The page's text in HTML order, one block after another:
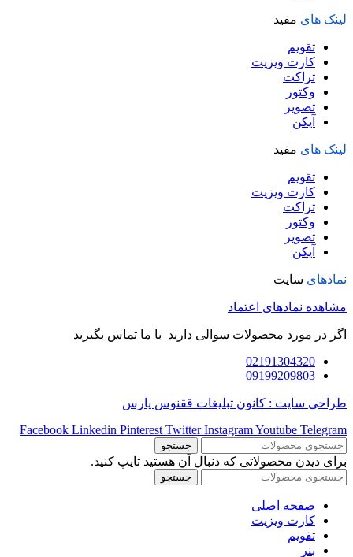
لینک های مفید
تقویم
کارت ویزیت
تراکت
وکتور
تصویر
آیکن
لینک های مفید
تقویم
کارت ویزیت
تراکت
وکتور
تصویر
آیکن
نمادهای سایت
مشاهده نمادهای اعتماد
اگر در مورد محصولات سوالی دارید با ما تماس بگیرید
02191304320
09199209803
طراحی سایت : کانون تبلیغات ققنوس پارس
Facebook Linkedin Pinterest Twitter InstagramYoutube Telegram
جستجو
برای دیدن محصولاتی که دنبال آن هستید تایپ کنید.
جستجو
صفحه اصلی
کارت ویزیت
تقویم
بنر